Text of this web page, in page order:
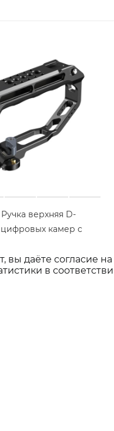
вы даёте согласие
в
верхняя D-
цифровых камер с
Арт.: 5661